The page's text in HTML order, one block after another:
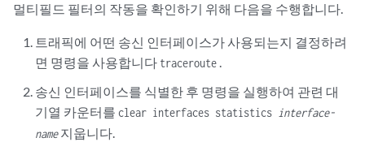
멀티필드 필터의 작동을 확인하기 위해 다음을 수행합니다.
트래픽에 어떤 송신 인터페이스가 사용되는지 결정하려
면 명령을 사용합니다 traceroute .
송신 인터페이스를 식별한 후 명령을 실행하여 관련 대
기열 카운터를 clear interfaces statistics interface-
name지웁니다.